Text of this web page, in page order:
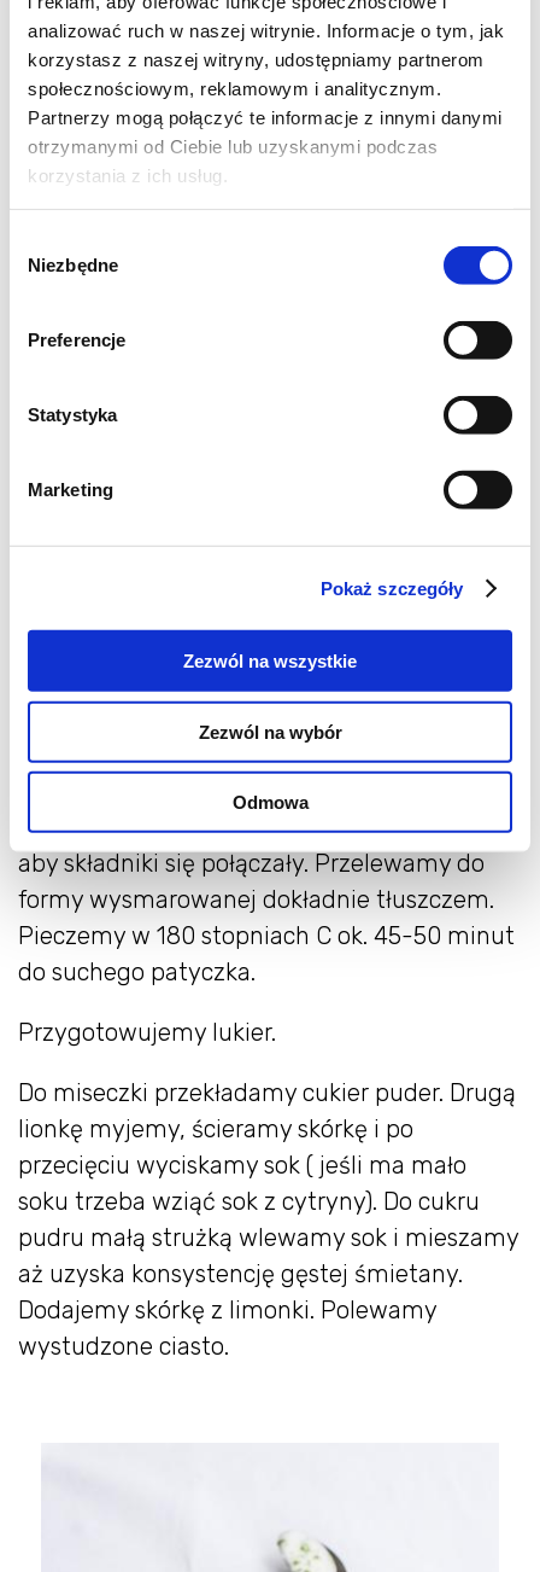
analizować ruch w naszej witrynie. Informacje o tym, jak
korzystasz z naszej witryny, udostępniamy partnerom
społecznościowym, reklamowym i analitycznym.
Partnerzy mogą połączyć te informacje z innymi danymi
otrzymanymi od Ciebie lub uzyskanymi podczas
korzystania z ich usług.
zgody
Niezbędne
Preferencje
Statystyka
Marketing
Pokaż szczegóły
Zezwól na wszystkie
Zezwól na wybór
Odmowa
limonka 1-2 sztuki ( szukajcie tych
soczystych)
rozmaryn świeży
cukier puder 60 gram
Szpinak miksujemy z olejem na gładką masę.
Kilka igieł rozmarynu siekamy bardzo drobno.
Limonkę dobrze szorujemy, masujemy aby
oczkach ścieramy zieloną cześć skórki, bez
na pół i wyciskamy sok. Do dużej misy
wbijamy jaja i miksujemy z cukrem na puch,
wlewamy zmiksowany szpinak z olejem,
wlewamy sok z limonki, skórkę oraz
rozmaryn. Dodajemy mąkę, proszek do
pieczenia i herbatę matcha. Mieszamy krótko
aby składniki się połączały. Przelewamy do
formy wysmarowanej dokładnie tłuszczem.
Pieczemy w 180 stopniach C ok. 45-50 minut
do suchego patyczka.
Przygotowujemy lukier.
Do miseczki przekładamy cukier puder. Drugą
lionkę myjemy, ścieramy skórkę i po
przecięciu wyciskamy sok ( jeśli ma mało
soku trzeba wziąć sok z cytryny). Do cukru
pudru małą strużką wlewamy sok i mieszamy
aż uzyska konsystencję gęstej śmietany.
Dodajemy skórkę z limonki. Polewamy
wystudzone ciasto.